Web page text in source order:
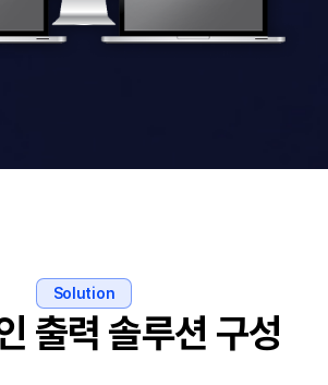
Solution
출력 솔루션 구성